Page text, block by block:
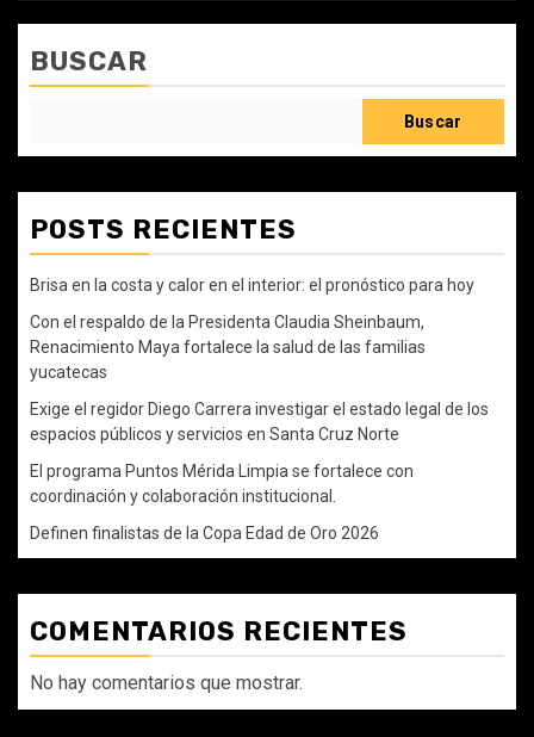
BUSCAR
Buscar
POSTS RECIENTES
Brisa en la costa y calor en el interior: el pronóstico para hoy
Con el respaldo de la Presidenta Claudia Sheinbaum,
Renacimiento Maya fortalece la salud de las familias
yucatecas
Exige el regidor Diego Carrera investigar el estado legal de los
espacios públicos y servicios en Santa Cruz Norte
El programa Puntos Mérida Limpia se fortalece con
coordinación y colaboración institucional.
Definen finalistas de la Copa Edad de Oro 2026
COMENTARIOS RECIENTES
No hay comentarios que mostrar.